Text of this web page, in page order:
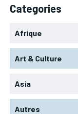
Categories
Afrique
Art & Culture
Asia
Autres